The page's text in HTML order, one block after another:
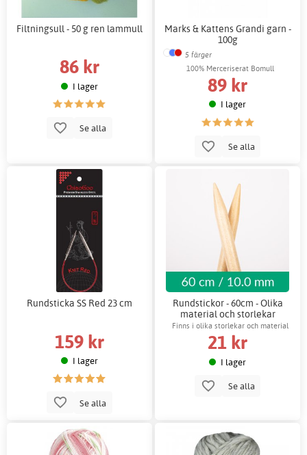
Filtningsull - 50 g ren lammull
86 kr
I lager
Se alla
Marks & Kattens Grandi garn -
100g
5 färger
100% Merceriserat Bomull
89 kr
I lager
Se alla
Rundsticka SS Red 23 cm
159 kr
I lager
Se alla
Rundstickor - 60cm - Olika
material och storlekar
Finns i olika storlekar och material
21 kr
I lager
Se alla